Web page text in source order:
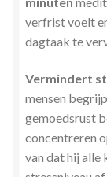
verfrist voelt
dagtaak te
Vermindert
mensen
gemoedsrust
concentreren
van dat hij alle